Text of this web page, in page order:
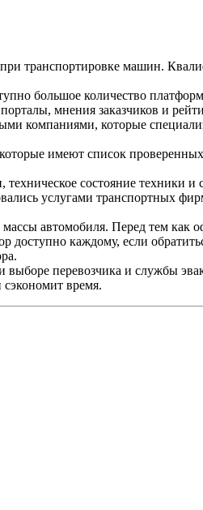
транспортировке машин.
большое количество
мнения заказчиков и
компаниями, которые
имеют список
состояние техники
услугами транспортных
автомобиля. Перед тем как
доступно каждому, если
перевозчика и службы
время.